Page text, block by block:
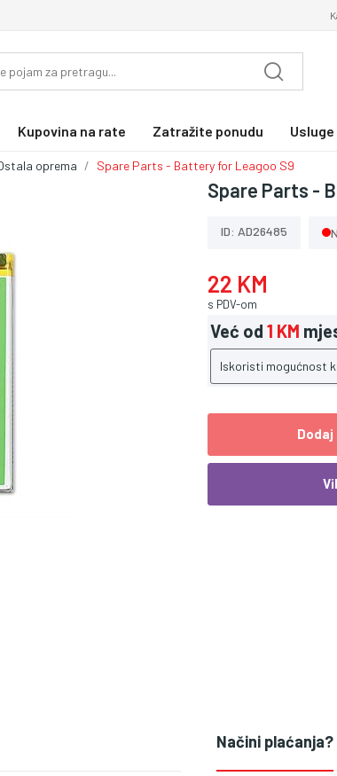
Kupovina na rate Zatražite ponudu Usluge
oprema Spare Parts - Battery for Leagoo S9
Spare Parts -
ID: AD26485
22 KM
s PDV-om
Već od 1 KM
Iskoristi mogućnost
Dodaj
Načini plaćanja?